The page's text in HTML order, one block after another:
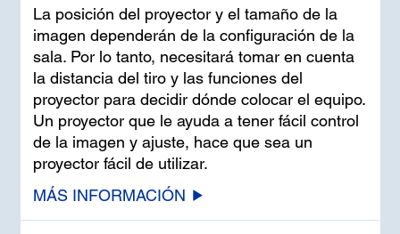
La posición del proyector y el tamaño de la
imagen dependerán de la configuración de la
sala. Por lo tanto, necesitará tomar en cuenta
la distancia del tiro y las funciones del
proyector para decidir dónde colocar el equipo.
Un proyector que le ayuda a tener fácil control
de la imagen y ajuste, hace que sea un
proyector fácil de utilizar.
MÁS INFORMACIÓN